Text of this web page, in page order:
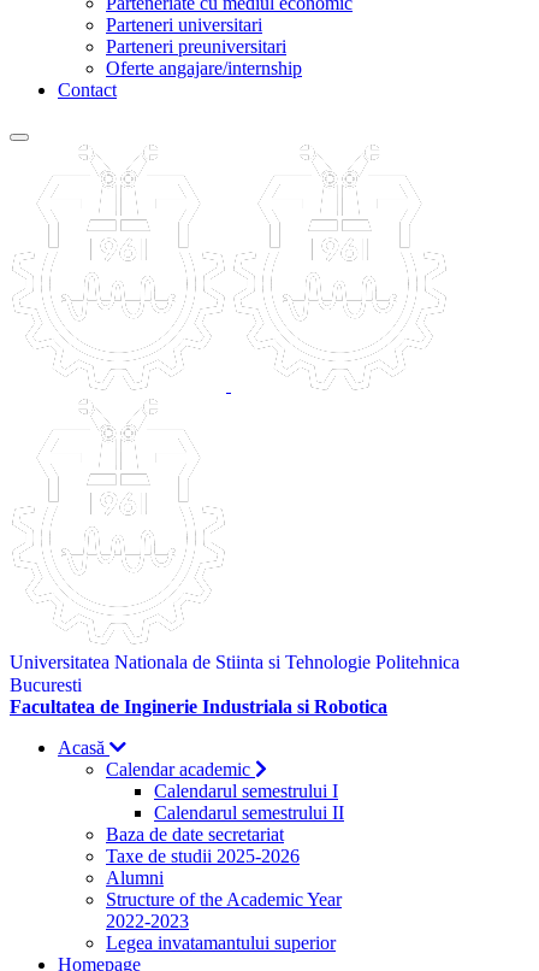
Parteneri universitari
Parteneri preuniversitari
Oferte angajare/internship
Contact
Universitatea Nationala de Stiinta si Tehnologie Politehnica
Bucuresti
Facultatea de Inginerie Industriala si Robotica
Acasă
Calendar academic
Calendarul semestrului I
Calendarul semestrului II
Baza de date secretariat
Taxe de studii 2025-2026
Alumni
Structure of the Academic Year
2022-2023
Legea invatamantului superior
Homepage